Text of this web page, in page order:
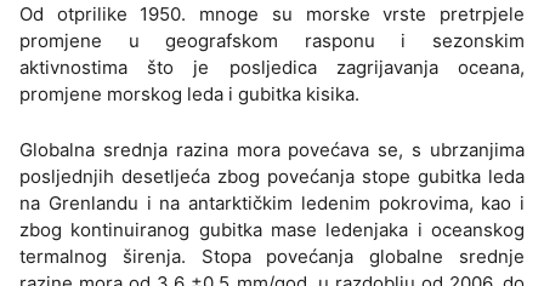
Od otprilike 1950. mnoge su morske vrste pretrpjele
promjene u geografskom rasponu i sezonskim
aktivnostima što je posljedica zagrijavanja oceana,
promjene morskog leda i gubitka kisika.
Globalna srednja razina mora povećava se, s ubrzanjima
posljednjih desetljeća zbog povećanja stope gubitka leda
na Grenlandu i na antarktičkim ledenim pokrovima, kao i
zbog kontinuiranog gubitka mase ledenjaka i oceanskog
termalnog širenja. Stopa povećanja globalne srednje